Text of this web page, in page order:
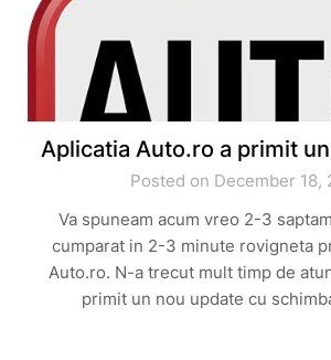
Aplicatia Auto.ro a primit
Posted on December 18,
Va spuneam acum vreo 2-3
cumparat in 2-3 minute rovigneta
Auto.ro. N-a trecut mult timp de
primit un nou update cu